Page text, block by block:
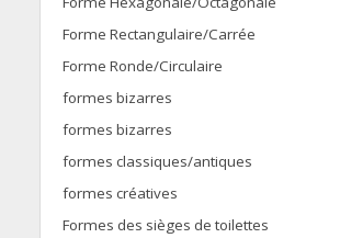
Forme Rectangulaire/Carrée
Forme Ronde/Circulaire
formes bizarres
formes bizarres
formes classiques/antiques
formes créatives
Formes des sièges de toilettes